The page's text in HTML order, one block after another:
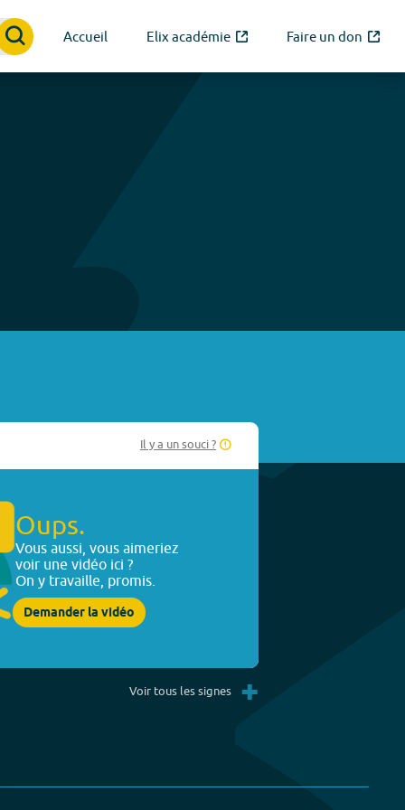
Accueil Elix académie Faire un don
Il y a un souci ?
Oups.
Vous aussi, vous aimeriez
voir une vidéo ici ?
On y travaille, promis.
Demander la vidéo
Voir tous les signes +